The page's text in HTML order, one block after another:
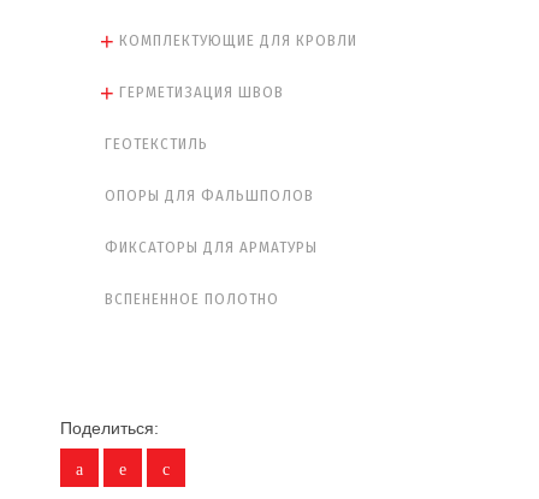
КОМПЛЕКТУЮЩИЕ ДЛЯ КРОВЛИ
ГЕРМЕТИЗАЦИЯ ШВОВ
ГЕОТЕКСТИЛЬ
ОПОРЫ ДЛЯ ФАЛЬШПОЛОВ
ФИКСАТОРЫ ДЛЯ АРМАТУРЫ
ВСПЕНЕННОЕ ПОЛОТНО
Поделиться: